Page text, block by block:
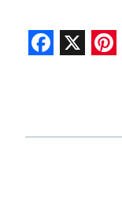
e
t